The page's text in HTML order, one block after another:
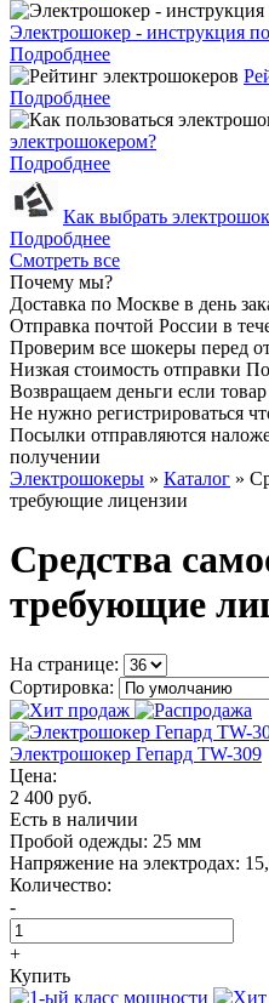
Электрошокер - инструкция
Подробднее
Подробднее
электрошокером?
Подробднее
Как выбрать
Подробднее
Смотреть все
Почему мы?
Доставка по Москве в день
Отправка почтой России в
Проверим все шокеры перед
Низкая стоимость отправки
Возвращаем деньги если
Не нужно регистрироваться
Посылки отправляются
получении
Электрошокеры » Каталог »
требующие лицензии
Средства
требующие
На странице:
Сортировка:
Электрошокер Гепард TW-309
Цена:
2 400 руб.
Есть в наличии
Пробой одежды: 25 мм
Напряжение на электродах:
Количество:
-
+
Купить